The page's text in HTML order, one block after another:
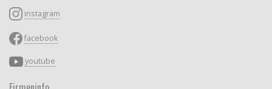
instagram
facebook
youtube